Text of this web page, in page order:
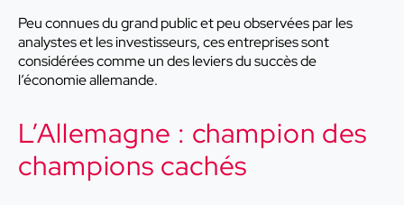
Peu connues du grand public et peu observées par les
analystes et les investisseurs, ces entreprises sont
considérées comme un des leviers du succès de
l’économie allemande.
L’Allemagne : champion des
champions cachés